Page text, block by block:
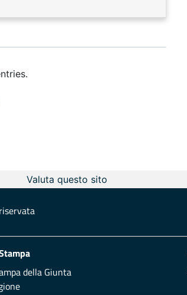
Valuta questo sito
della Giunta